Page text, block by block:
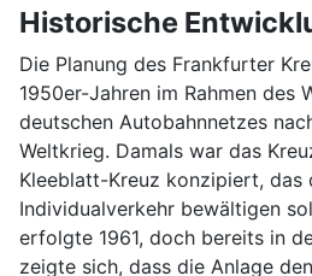
Historische
Die Planung des Frankfurter
1950er-Jahren im Rahmen des
deutschen Autobahnnetzes
Weltkrieg. Damals war das
Kleeblatt-Kreuz konzipiert, das
Individualverkehr bewältigen
erfolgte 1961, doch bereits in
zeigte sich, dass die Anlage